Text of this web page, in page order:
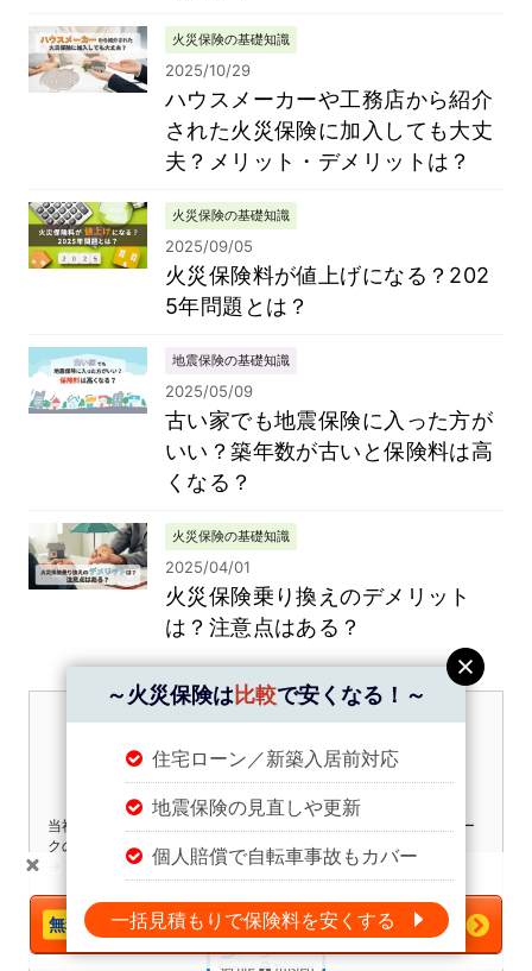
火災保険の基礎知識
2025/10/29
ハウスメーカーや工務店から紹介
された火災保険に加入しても大丈
夫？メリット・デメリットは？
火災保険の基礎知識
2025/09/05
火災保険料が値上げになる？202
5年問題とは？
地震保険の基礎知識
2025/05/09
古い家でも地震保険に入った方が
いい？築年数が古いと保険料は高
くなる？
火災保険の基礎知識
2025/04/01
火災保険乗り換えのデメリット
は？注意点はある？
当社は個人情報の取扱いを適切に行う企業としてプライバシーマー
クの使用を認められた認定事業者です。
→「個人情報保護方針」
＼火災保険は比較で安くなる！／
今すぐ一括見積もりへ
～火災保険は比較で安くなる！～
住宅ローン／新築入居前対応
地震保険の見直しや更新
個人賠償で自転車事故もカバー
一括見積もりで保険料を安くする